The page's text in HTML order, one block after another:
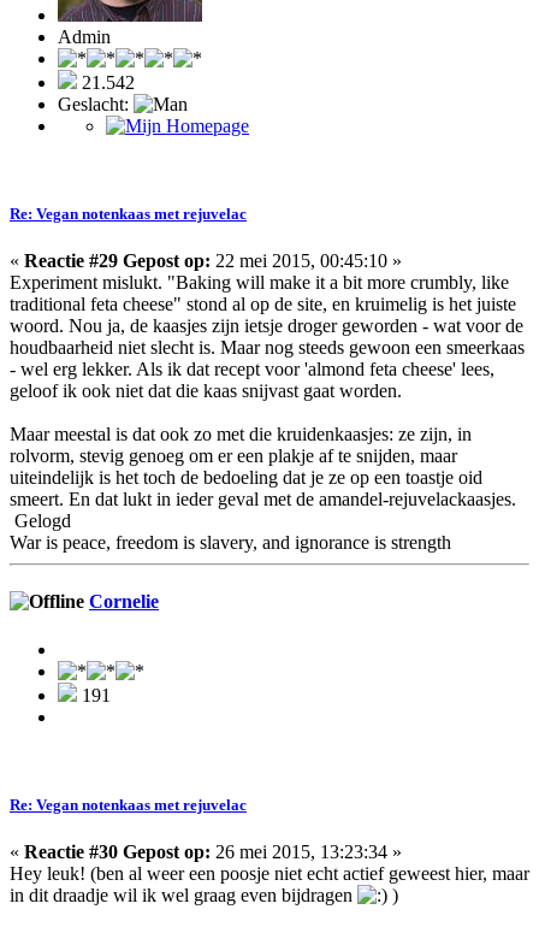
Admin
21.542
Geslacht:
Re: Vegan notenkaas met rejuvelac
« Reactie #29 Gepost op: 22 mei 2015, 00:45:10 »
Experiment mislukt. "Baking will make it a bit more crumbly, like
traditional feta cheese" stond al op de site, en kruimelig is het juiste
woord. Nou ja, de kaasjes zijn ietsje droger geworden - wat voor de
houdbaarheid niet slecht is. Maar nog steeds gewoon een smeerkaas
- wel erg lekker. Als ik dat recept voor 'almond feta cheese' lees,
geloof ik ook niet dat die kaas snijvast gaat worden.
Maar meestal is dat ook zo met die kruidenkaasjes: ze zijn, in
rolvorm, stevig genoeg om er een plakje af te snijden, maar
uiteindelijk is het toch de bedoeling dat je ze op een toastje oid
smeert. En dat lukt in ieder geval met de amandel-rejuvelackaasjes.
Gelogd
War is peace, freedom is slavery, and ignorance is strength
Cornelie
191
Re: Vegan notenkaas met rejuvelac
« Reactie #30 Gepost op: 26 mei 2015, 13:23:34 »
Hey leuk! (ben al weer een poosje niet echt actief geweest hier, maar
in dit draadje wil ik wel graag even bijdragen
)